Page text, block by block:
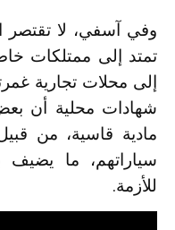
وفي آسفي، لا تقتصر
تمتد إلى ممتلكات
إلى محلات تجارية
شهادات محلية أن
مادية قاسية، من
سياراتهم، ما يضيف
للأزمة.